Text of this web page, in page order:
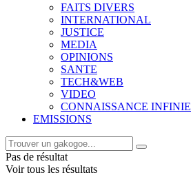
FAITS DIVERS
INTERNATIONAL
JUSTICE
MEDIA
OPINIONS
SANTE
TECH&WEB
VIDEO
CONNAISSANCE INFINIE
EMISSIONS
Pas de résultat
Voir tous les résultats